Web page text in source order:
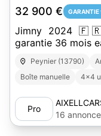
32 900 €
Jimny 2024 🇫🇷 6220 k état neuf 08.2024 i
garantie 36 mois
Peynier (13790)
Boîte manuelle
4x4
Pro
16